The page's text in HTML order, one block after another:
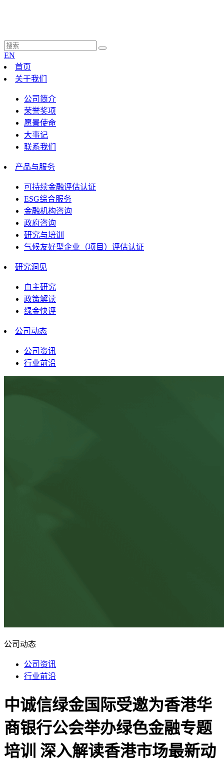
EN
首页
关于我们
公司简介
荣誉奖项
愿景使命
大事记
联系我们
产品与服务
可持续金融评估认证
ESG综合服务
金融机构咨询
政府咨询
研究与培训
气候友好型企业（项目）评估认证
研究洞见
自主研究
政策解读
绿金快评
公司动态
公司资讯
行业前沿
公司动态
公司资讯
行业前沿
中诚信绿金国际受邀为香港华
商银行公会举办绿色金融专题
培训 深入解读香港市场最新动